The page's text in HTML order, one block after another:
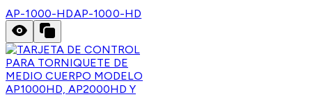
AP-1000-HDAP-1000-HD